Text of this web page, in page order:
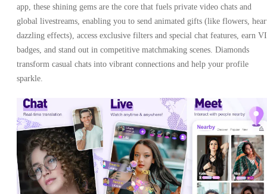
app, these shining gems are the core that fuels private video chats and
global livestreams, enabling you to send animated gifts (like flowers,
dazzling effects), access exclusive filters and special chat features, earn
badges, and stand out in competitive matchmaking scenes. Diamonds
transform casual chats into vibrant connections and help your profile
sparkle.